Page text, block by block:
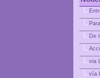
De
via
vía